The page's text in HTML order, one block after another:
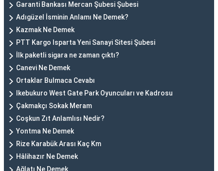
Garanti Bankası Mercan Şubesi Şubesi
Adıgüzel İsminin Anlamı Ne Demek?
Kazmak Ne Demek
PTT Kargo Isparta Yeni Sanayi Sitesi Şubesi
İlk paketli sigara ne zaman çıktı?
Canevi Ne Demek
Ortaklar Bulmaca Cevabı
Ikebukuro West Gate Park Oyuncuları ve Kadrosu
Çakmakçı Sokak Meram
Coşkun Zıt Anlamlısı Nedir?
Yontma Ne Demek
Rize Karabük Arası Kaç Km
Hâlihazır Ne Demek
Ağlatı Ne Demek